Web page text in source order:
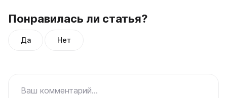
Понравилась ли статья?
Да Нет
Ваш комментарий...